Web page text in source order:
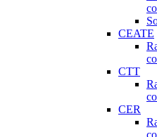
CEATE
CTT
CER